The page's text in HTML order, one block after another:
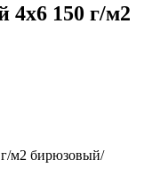
4х6 150 г/м2
г/м2 бирюзовый/